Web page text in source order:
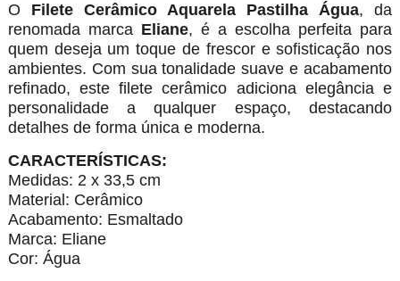
O Filete Cerâmico Aquarela Pastilha Água, da
renomada marca Eliane, é a escolha perfeita para
quem deseja um toque de frescor e sofisticação nos
ambientes. Com sua tonalidade suave e acabamento
refinado, este filete cerâmico adiciona elegância e
personalidade a qualquer espaço, destacando
detalhes de forma única e moderna.
CARACTERÍSTICAS:
Medidas: 2 x 33,5 cm
Material: Cerâmico
Acabamento: Esmaltado
Marca: Eliane
Cor: Água